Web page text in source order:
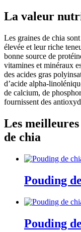
La valeur
Les graines de chia
élevée et leur riche
bonne source de
vitamines et minéraux
des acides gras
d’acide alpha-
de calcium, de
fournissent des
Les meilleures
de chia
Pouding
Pouding